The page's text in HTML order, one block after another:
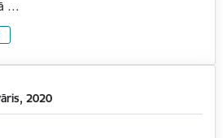
…
2020